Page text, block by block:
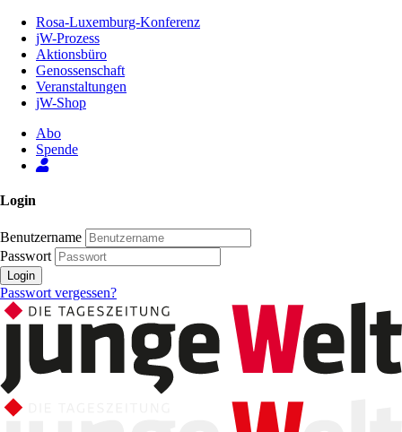
Inhalt
Seite
Rosa-Luxemburg-Konferenz
jW-Prozess
Aktionsbüro
Genossenschaft
Veranstaltungen
jW-Shop
Abo
Spende
Login
Benutzername
Passwort
Login
Passwort vergessen?